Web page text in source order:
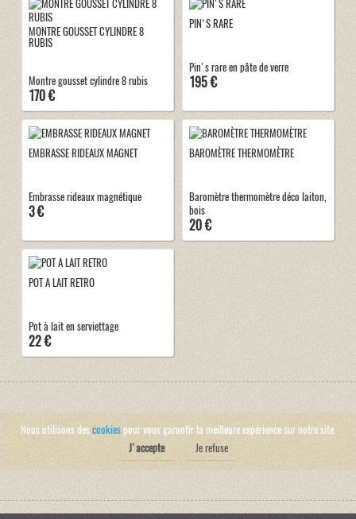
MONTRE GOUSSET CYLINDRE 8
RUBIS
Montre gousset cylindre 8 rubis
170 €
PIN'S RARE
Pin's rare en pâte de verre
195 €
EMBRASSE RIDEAUX MAGNET
Embrasse rideaux magnétique
3 €
BAROMÈTRE THERMOMÈTRE
Baromètre thermomètre déco laiton,
bois
20 €
POT A LAIT RETRO
Pot à lait en serviettage
22 €
Nous utilisons descookiespour vous garantir la meilleure expérience sur notre site.
J'accepte
Je refuse